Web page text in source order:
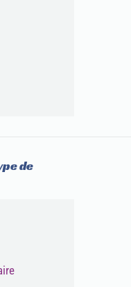
de